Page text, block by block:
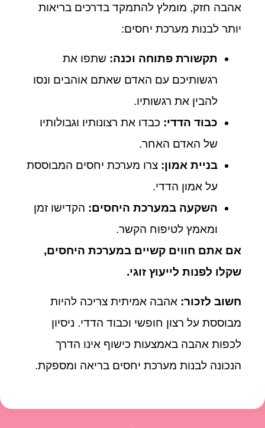
אהבה חזק, מומלץ להתמקד בדרכים בריאות
יותר לבנות מערכת יחסים:
תקשורת פתוחה וכנה: שתפו את
רגשותיכם עם האדם שאתם אוהבים ונסו
להבין את רגשותיו.
כבוד הדדי: כבדו את רצונותיו וגבולותיו
של האדם האחר.
בניית אמון: צרו מערכת יחסים המבוססת
על אמון הדדי.
השקעה במערכת היחסים: הקדישו זמן
ומאמץ לטיפוח הקשר.
אם אתם חווים קשיים במערכת היחסים,
שקלו לפנות לייעוץ זוגי.
חשוב לזכור: אהבה אמיתית צריכה להיות
מבוססת על רצון חופשי וכבוד הדדי. ניסיון
לכפות אהבה באמצעות כישוף אינו הדרך
הנכונה לבנות מערכת יחסים בריאה ומספקת.